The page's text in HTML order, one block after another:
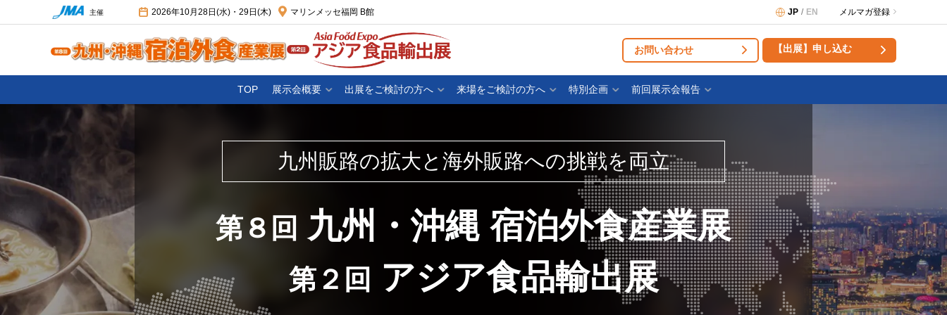
主催 2026年10月28日(水)・29日(木) マリンメッセ福岡 B館 JP EN メルマガ登録
お問い合わせ 【出展】申し込む
TOP 展示会概要 出展をご検討の方へ 来場をご検討の方へ 特別企画 前回展示会報告
九州販路の拡大と海外販路への挑戦を両立
第８回 九州・沖縄 宿泊外食産業展
第２回 アジア食品輸出展